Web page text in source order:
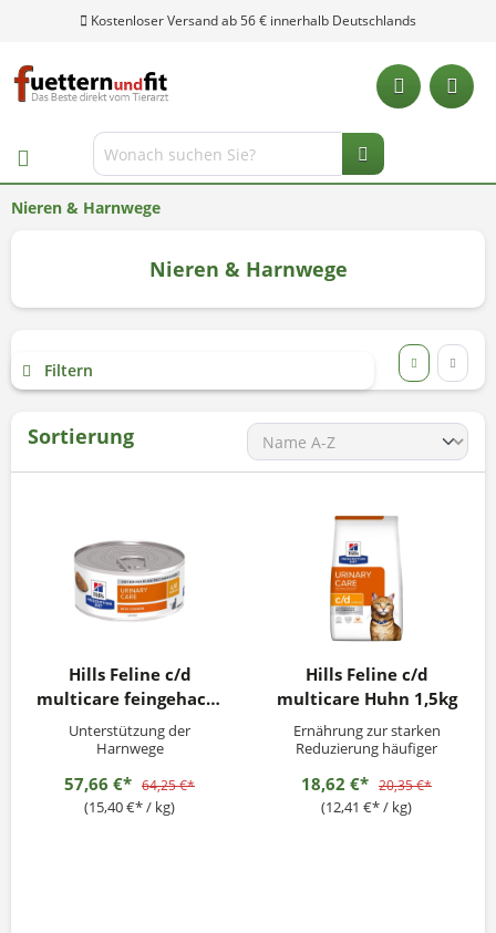
Unsere Hotline: 0 28 04 - 18 29 27 0
Nieren & Harnwege
Nieren & Harnwege
Filtern
Sortierung
Hills Feline c/d
multicare feingehackt
24x156g
Unterstützung der
Harnwege
57,66 €* 64,25 €*
(15,40 €* / kg)
Hills Feline c/d
multicare Huhn 1,5kg
Ernährung zur starken
Reduzierung häufiger
18,62 €* 20,35 €*
(12,41 €* / kg)